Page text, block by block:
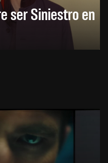
ser Siniestro en